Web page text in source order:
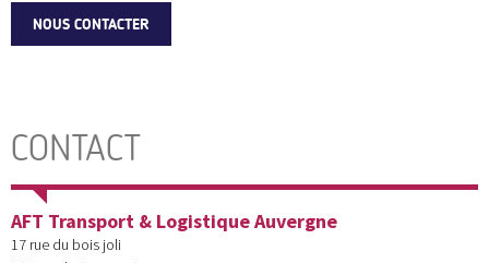
NOUS CONTACTER
CONTACT
AFT Transport & Logistique Auvergne
17 rue du bois joli